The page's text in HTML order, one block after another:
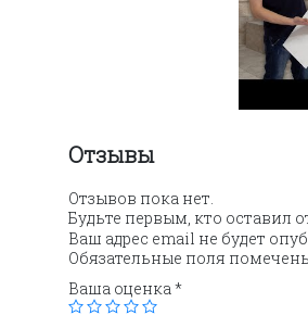
Отзывы
Отзывов пока нет.
Будьте первым, кто оставил
Ваш адрес email не будет
Обязательные поля
Ваша оценка*